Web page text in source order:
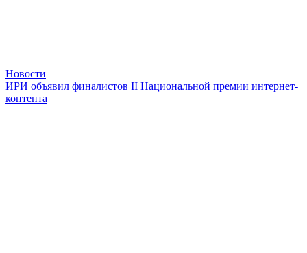
Новости
ИРИ объявил финалистов II Национальной премии интернет-
контента